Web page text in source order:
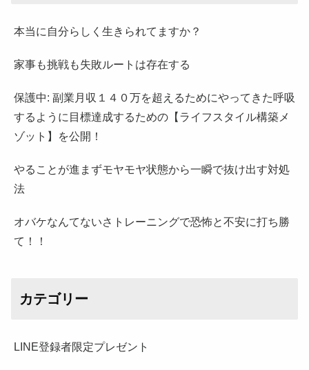
本当に自分らしく生きられてますか？
家事も挑戦も失敗ルートは存在する
保護中: 副業月収１４０万を超えるためにやってきた呼吸
するように目標達成するための【ライフスタイル構築メ
ゾット】を公開！
やることが進まずモヤモヤ状態から一瞬で抜け出す対処
法
オバケなんてないさトレーニングで恐怖と不安に打ち勝
て！！
カテゴリー
LINE登録者限定プレゼント